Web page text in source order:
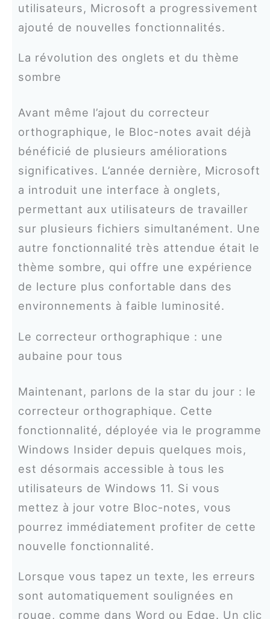
utilisateurs, Microsoft a progressivement
ajouté de nouvelles fonctionnalités.
La révolution des onglets et du thème
sombre
Avant même l’ajout du correcteur
orthographique, le Bloc-notes avait déjà
bénéficié de plusieurs améliorations
significatives. L’année dernière, Microsoft
a introduit une interface à onglets,
permettant aux utilisateurs de travailler
sur plusieurs fichiers simultanément. Une
autre fonctionnalité très attendue était le
thème sombre, qui offre une expérience
de lecture plus confortable dans des
environnements à faible luminosité.
Le correcteur orthographique : une
aubaine pour tous
Maintenant, parlons de la star du jour : le
correcteur orthographique. Cette
fonctionnalité, déployée via le programme
Windows Insider depuis quelques mois,
est désormais accessible à tous les
utilisateurs de Windows 11. Si vous
mettez à jour votre Bloc-notes, vous
pourrez immédiatement profiter de cette
nouvelle fonctionnalité.
Lorsque vous tapez un texte, les erreurs
sont automatiquement soulignées en
rouge, comme dans Word ou Edge. Un clic